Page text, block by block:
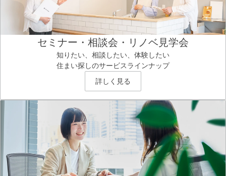
セミナー・相談会・リノベ見学会
知りたい、相談したい、体験したい
住まい探しのサービスラインナップ
詳しく見る